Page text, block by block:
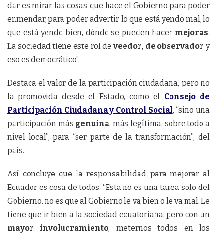
dar es mirar las cosas que hace el Gobierno para poder
enmendar, para poder advertir lo que está yendo mal, lo
que está yendo bien, dónde se pueden hacer mejoras.
La sociedad tiene este rol de veedor, de observador y
eso es democrático”.
Destaca el valor de la participación ciudadana, pero no
la promovida desde el Estado, como el Consejo de
Participación Ciudadana y Control Social, “sino una
participación más genuina, más legítima, sobre todo a
nivel local”, para “ser parte de la transformación”, del
país.
Así concluye que la responsabilidad para mejorar al
Ecuador es cosa de todos: “Esta no es una tarea solo del
Gobierno, no es que al Gobierno le va bien o le va mal. Le
tiene que ir bien a la sociedad ecuatoriana, pero con un
mayor involucramiento, meternos todos en los